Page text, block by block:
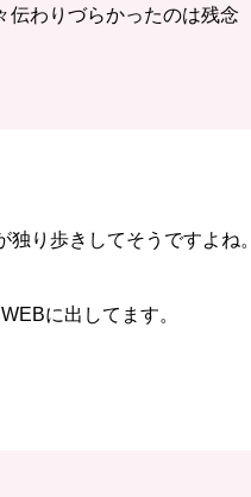
伝わりづらかったのは残念
り歩きしてそうですよね。
に出してます。